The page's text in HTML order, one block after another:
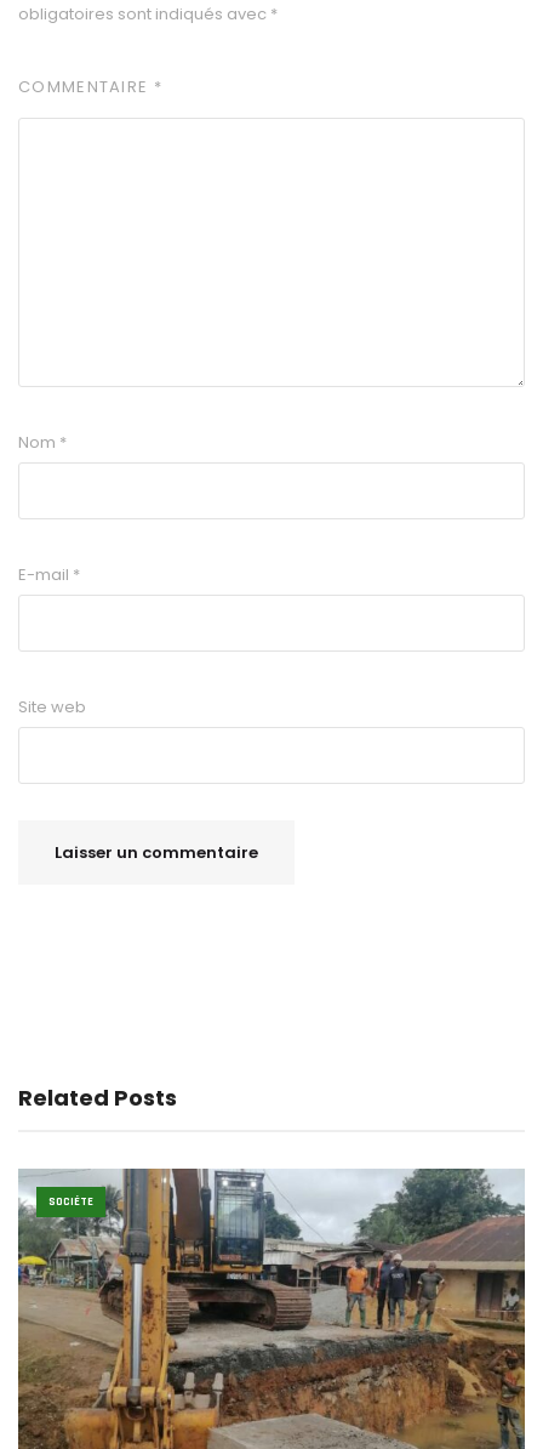
obligatoires sont indiqués avec *
COMMENTAIRE *
Nom *
E-mail *
Site web
Related Posts
SOCIÉTE